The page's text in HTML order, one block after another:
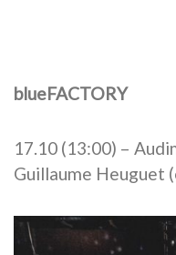
blueFACTORY
17.10 (13:00) –
Guillaume Heuguet